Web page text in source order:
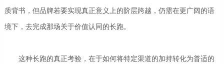
质背书，但品牌若要实现真正意义上的阶层跨越，仍需在更广阔的语
境下，去完成那场关于价值认同的长跑。
这种长跑的真正考验，在于如何将特定渠道的加持转化为普适的